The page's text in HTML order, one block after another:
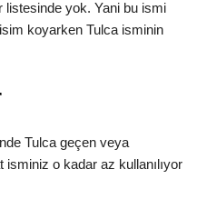
yok. Yani bu ismi
koyarken Tulca isminin
Tulca geçen veya
isminiz o kadar az kullanılıyor